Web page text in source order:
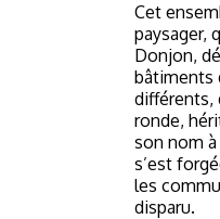
Cet
paysager,
Donjon,
bâtiments
différents,
ronde,
son nom à
s’est
les
disparu.